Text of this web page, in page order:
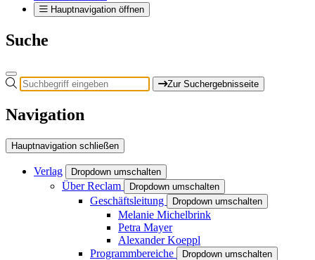
Hauptnavigation öffnen
Suche
Zur Suchergebnisseite
Navigation
Hauptnavigation schließen
Verlag Dropdown umschalten
Über Reclam Dropdown umschalten
Geschäftsleitung Dropdown umschalten
Melanie Michelbrink
Petra Mayer
Alexander Koeppl
Programmbereiche
Dropdown umschalten